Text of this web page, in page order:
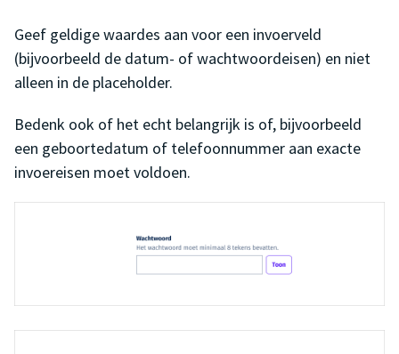
Geef geldige waardes aan voor een invoerveld
(bijvoorbeeld de datum- of wachtwoordeisen) en niet
alleen in de placeholder.
Bedenk ook of het echt belangrijk is of, bijvoorbeeld
een geboortedatum of telefoonnummer aan exacte
invoereisen moet voldoen.